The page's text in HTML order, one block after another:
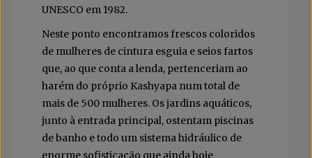
UNESCO em 1982.
Neste ponto encontramos frescos coloridos
de mulheres de cintura esguia e seios fartos
que, ao que conta a lenda, pertenceriam ao
harém do próprio Kashyapa num total de
mais de 500 mulheres. Os jardins aquáticos,
junto à entrada principal, ostentam piscinas
de banho e todo um sistema hidráulico de
enorme sofisticação que ainda hoje